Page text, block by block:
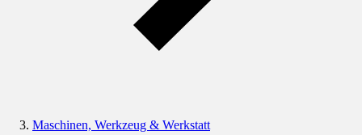
Maschinen, Werkzeug & Werkstatt